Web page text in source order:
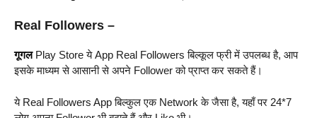
Real Followers –
गूगल Play Store ये App Real Followers बिल्कूल फ्री में उपलब्ध है, आप
इसके माध्यम से आसानी से अपने Follower को प्राप्त कर सकते हैं।
ये Real Followers App बिल्कुल एक Network के जैसा है, यहाँ पर 24*7